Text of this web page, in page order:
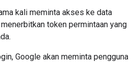
kali meminta akses ke data
token permintaan yang
Google akan meminta pengguna